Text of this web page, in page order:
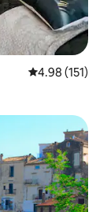
औसत रेटिंग 5 में से
4.98 (151)